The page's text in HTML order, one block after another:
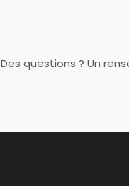
Des questions ? Un